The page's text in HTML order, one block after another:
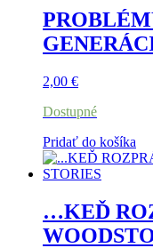
2,00 €
Dostupné
Pridať do košíka
…KEĎ